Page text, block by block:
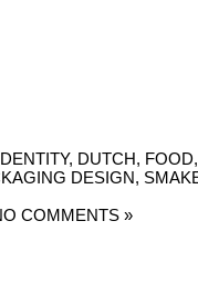
, DUTCH, FOOD
DESIGN,
COMMENTS »